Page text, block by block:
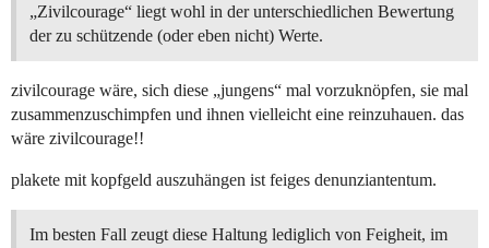
„Zivilcourage“ liegt wohl in der unterschiedlichen Bewertung
der zu schützende (oder eben nicht) Werte.
zivilcourage wäre, sich diese „jungens“ mal vorzuknöpfen, sie mal
zusammenzuschimpfen und ihnen vielleicht eine reinzuhauen. das
wäre zivilcourage!!
plakete mit kopfgeld auszuhängen ist feiges denunziantentum.
Im besten Fall zeugt diese Haltung lediglich von Feigheit, im